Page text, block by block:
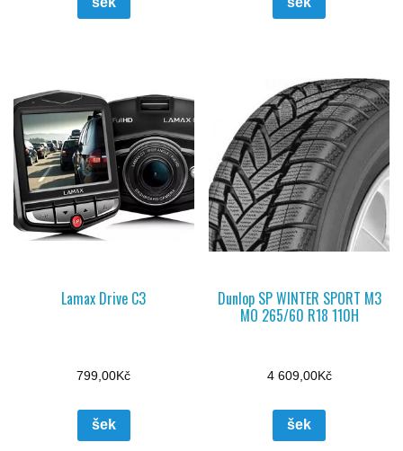
Lamax Drive C3
799,00Kč
šek
Dunlop SP WINTER SPORT M3
MO 265/60 R18 110H
4 609,00Kč
šek